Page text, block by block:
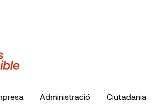
Administració Ciutadania